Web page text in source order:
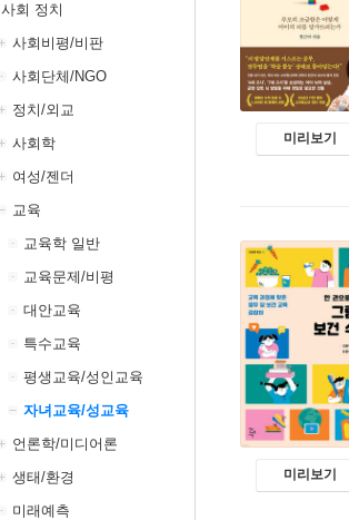
사회 정치
사회비평/비판
사회단체/NGO
정치/외교
사회학
여성/젠더
교육
교육학 일반
교육문제/비평
대안교육
특수교육
평생교육/성인교육
자녀교육/성교육
언론학/미디어론
생태/환경
미래예측
미리보기
미리보기